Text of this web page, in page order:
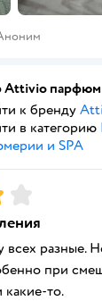
Attivio парфюм
к бренду
в категорию
и SPA
всех разные.
при
какие-то.